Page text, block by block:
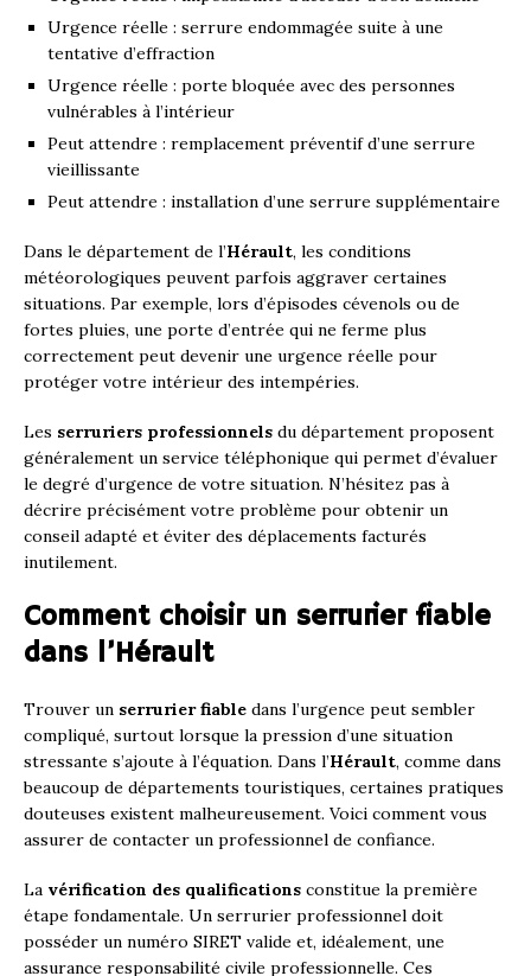
Urgence réelle : serrure endommagée suite à une
tentative d’effraction
Urgence réelle : porte bloquée avec des personnes
vulnérables à l’intérieur
Peut attendre : remplacement préventif d’une serrure
vieillissante
Peut attendre : installation d’une serrure supplémentaire
Dans le département de l’Hérault, les conditions
météorologiques peuvent parfois aggraver certaines
situations. Par exemple, lors d’épisodes cévenols ou de
fortes pluies, une porte d’entrée qui ne ferme plus
correctement peut devenir une urgence réelle pour
protéger votre intérieur des intempéries.
Les serruriers professionnels du département proposent
généralement un service téléphonique qui permet d’évaluer
le degré d’urgence de votre situation. N’hésitez pas à
décrire précisément votre problème pour obtenir un
conseil adapté et éviter des déplacements facturés
inutilement.
Comment choisir un serrurier fiable
dans l’Hérault
Trouver un serrurier fiable dans l’urgence peut sembler
compliqué, surtout lorsque la pression d’une situation
stressante s’ajoute à l’équation. Dans l’Hérault, comme dans
beaucoup de départements touristiques, certaines pratiques
douteuses existent malheureusement. Voici comment vous
assurer de contacter un professionnel de confiance.
La vérification des qualifications constitue la première
étape fondamentale. Un serrurier professionnel doit
posséder un numéro SIRET valide et, idéalement, une
assurance responsabilité civile professionnelle. Ces